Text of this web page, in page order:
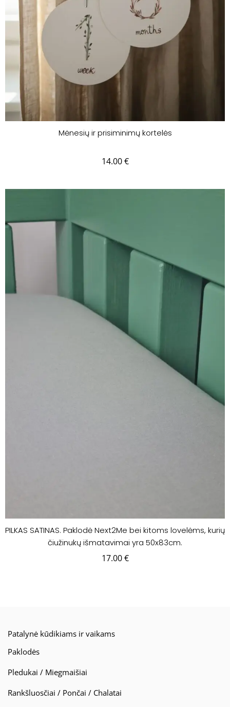
Mėnesių ir prisiminimų kortelės
14.00€
PILKAS SATINAS. Paklodė Next2Me bei kitoms lovelėms, kurių
čiužinukų išmatavimai yra 50x83cm.
17.00€
Patalynė kūdikiams ir vaikams
Paklodės
Pledukai / Miegmaišiai
Rankšluosčiai / Pončai / Chalatai